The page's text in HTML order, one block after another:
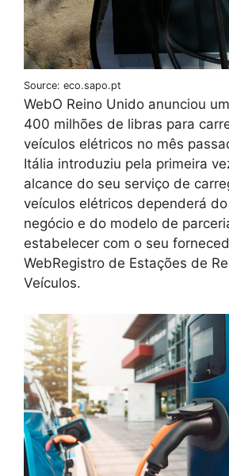
Source: eco.sapo.pt
WebO Reino Unido anunciou
400 milhões de libras para
veículos elétricos no mês
Itália introduziu pela primeira
alcance do seu serviço de
veículos elétricos dependerá
negócio e do modelo de
estabelecer com o seu
WebRegistro de Estações de
Veículos.